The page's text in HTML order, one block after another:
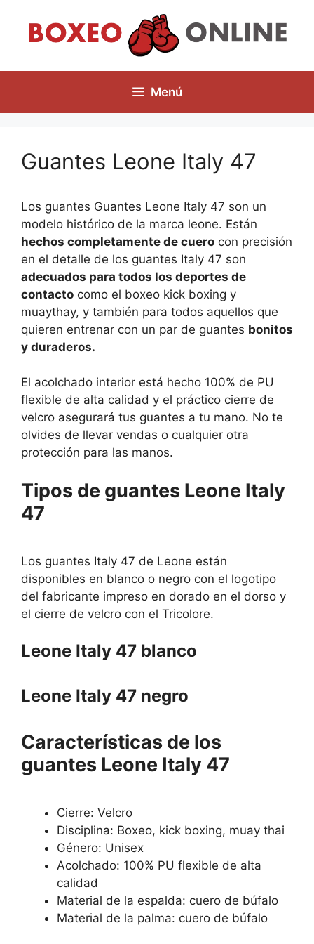
contenido
Menú
Guantes Leone Italy 47
Los guantes Guantes Leone Italy 47 son un
modelo histórico de la marca leone. Están
hechos completamente de cuero con precisión
en el detalle de los guantes Italy 47 son
adecuados para todos los deportes de
contacto como el boxeo kick boxing y
muaythay, y también para todos aquellos que
quieren entrenar con un par de guantes bonitos
y duraderos.
El acolchado interior está hecho 100% de PU
flexible de alta calidad y el práctico cierre de
velcro asegurará tus guantes a tu mano. No te
olvides de llevar vendas o cualquier otra
protección para las manos.
Tipos de guantes Leone Italy
47
Los guantes Italy 47 de Leone están
disponibles en blanco o negro con el logotipo
del fabricante impreso en dorado en el dorso y
el cierre de velcro con el Tricolore.
Leone Italy 47 blanco
Leone Italy 47 negro
Características de los
guantes Leone Italy 47
Cierre: Velcro
Disciplina: Boxeo, kick boxing, muay thai
Género: Unisex
Acolchado: 100% PU flexible de alta
calidad
Material de la espalda: cuero de búfalo
Material de la palma: cuero de búfalo